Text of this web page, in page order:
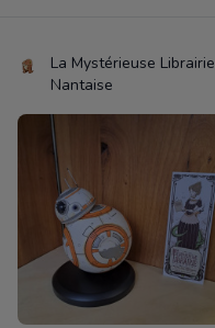
La Mystérieuse Librairie
Nantaise